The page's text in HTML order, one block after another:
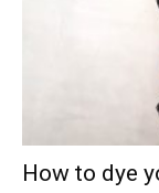
How to dye